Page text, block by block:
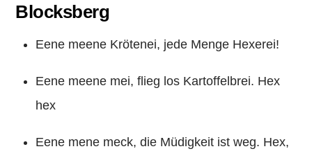
Blocksberg
Eene meene Krötenei, jede Menge Hexerei!
Eene meene mei, flieg los Kartoffelbrei. Hex
hex
Eene mene meck, die Müdigkeit ist weg. Hex,